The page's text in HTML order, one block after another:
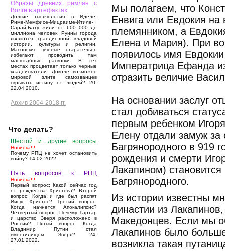
Образы древних римлян с
Волги в артефактах
Долгие тысячелетия в Иделе-
Риме-Мемфисе-Мицраиме-Итиле-
Сарай-Бату жили от 600 000 до
миллиона человек. Руины города
являются грандиозной кладовой
истории, культуры и религии.
Масонские ученые старательно
избегают проводить там
масштабные раскопки. В тех
местах процветает только черные
кладоискатели. Доколе возможно
мировой элите самозванцев
скрывать истину от людей? 20-
22.04.2010.
Архив 2004-2018 гг.
Что делать?
Шестой и другие вопросы
Новинка!!!
Почему РПЦ не хочет остановить
войну? 14.02.2022.
Пять вопросов к РПЦ
Новинка!!!
Первый вопрос: Какой сейчас год
от рождества Христова? Второй
вопрос: Когда и где был распят
Иисус Христос? Третий вопрос:
Когда начнется Апокалипсис?
Четвертый вопрос: Почему Тартар
и царство Зверя расположено в
России? Пятый вопрос: Когда
Владимир Путин стал
вместилищем Зверя? 24-
27.01.2022.
Мы полагаем, что
Енвига или Евдокия
племянником, а
Елена и Мария). При
появилось имя
Императрица Ефанда
отразить величие
На основании заслуг
стал добиваться
первым ребенком
Елену отдали замуж за
Багрянородного в 919
рождения и смерти
Лакапином)
Багрянородного.
Из истории известны
династии из
Македонцев. Если мы
Лакапинов было
возникла такая